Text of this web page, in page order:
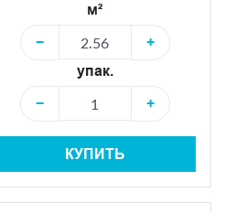
м²
−
+
упак.
−
+
КУПИТЬ